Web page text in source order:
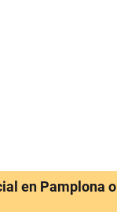
en Pamplona o